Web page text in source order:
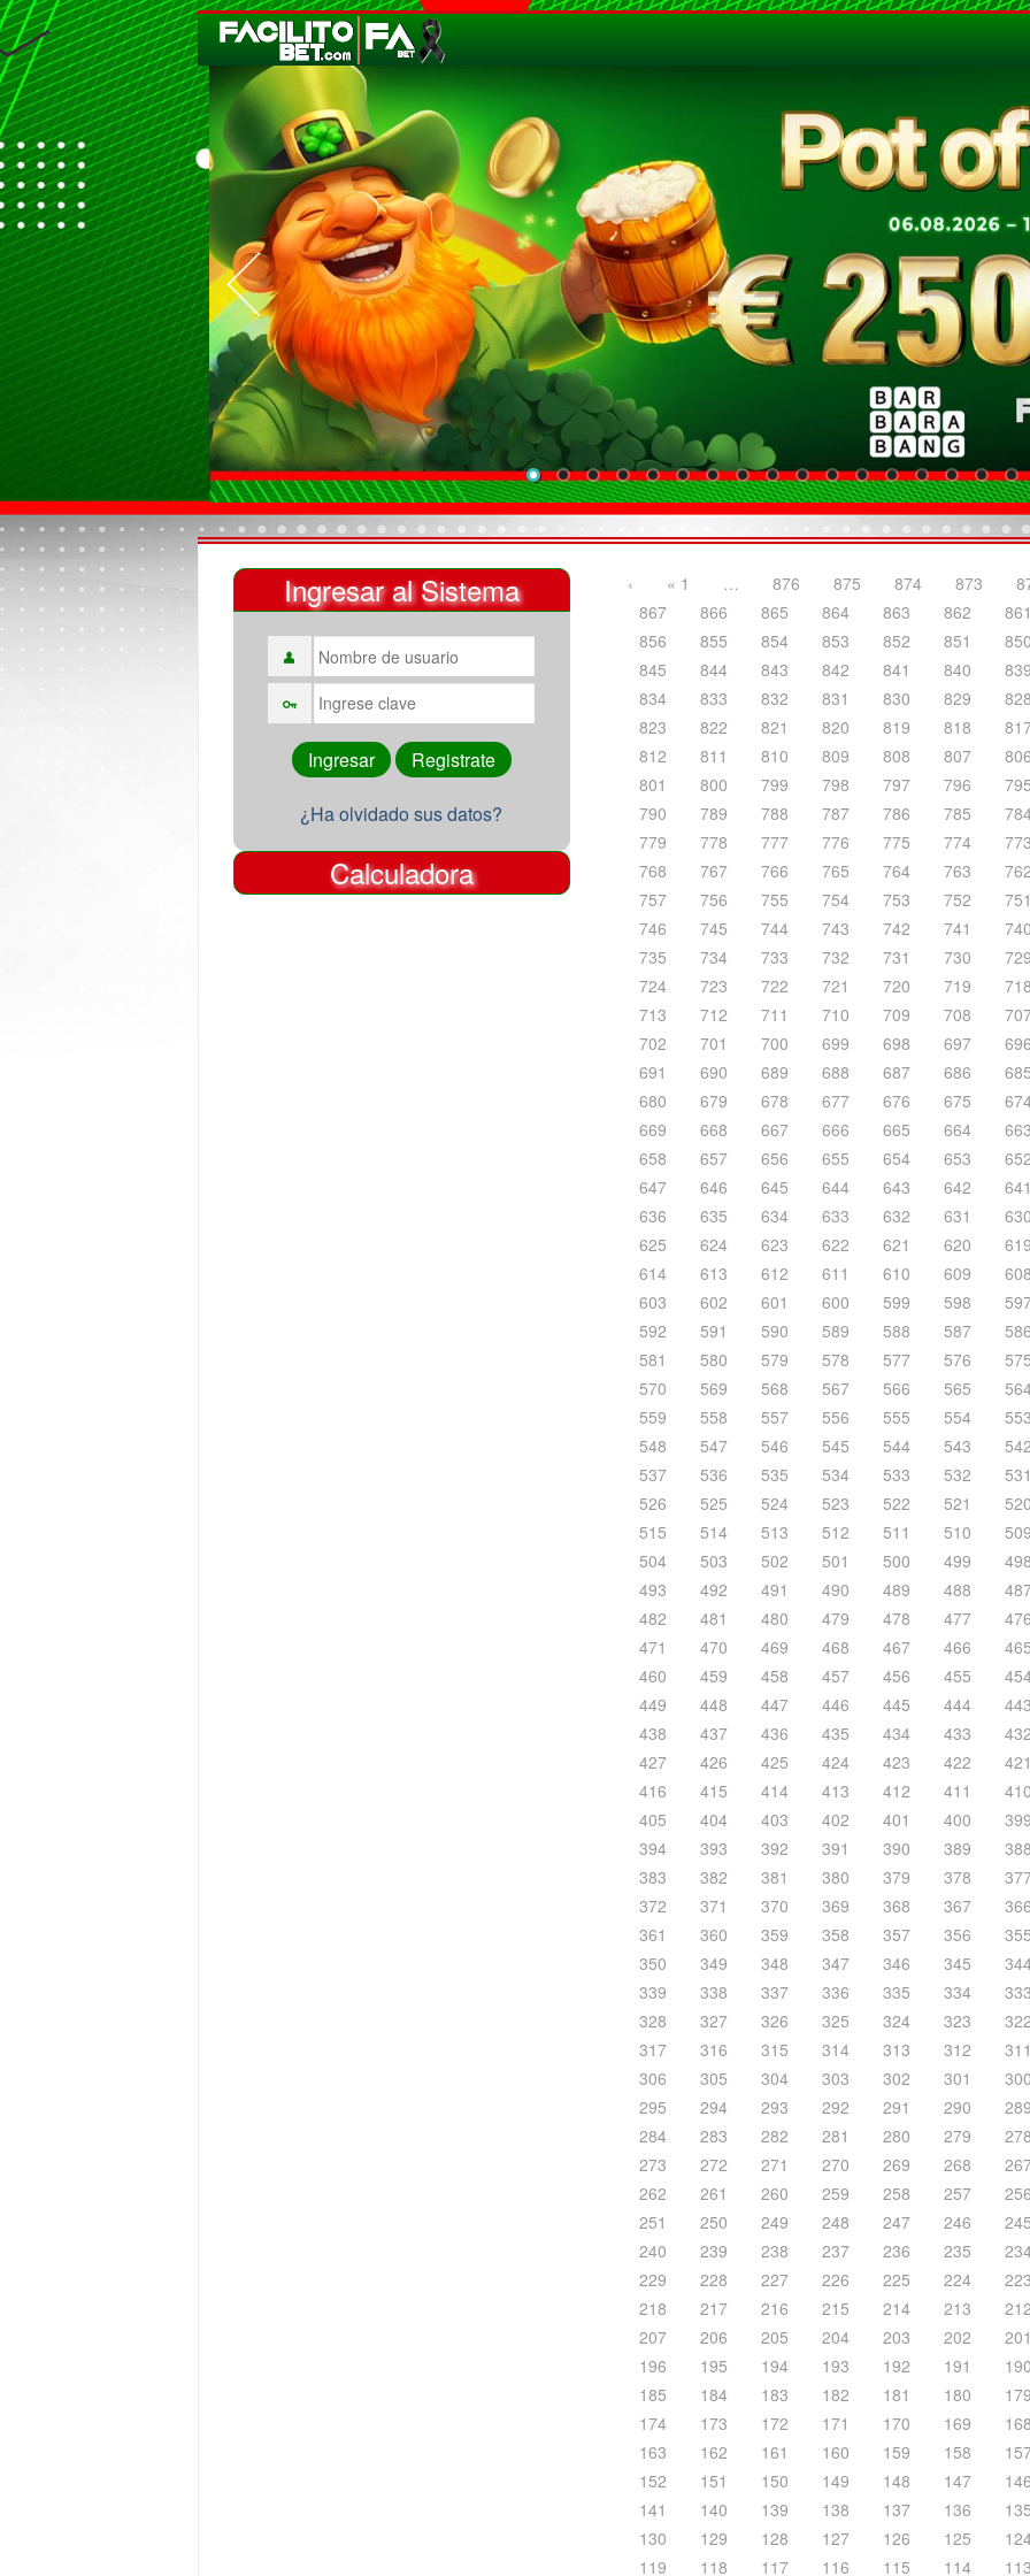
Ingresar al Sistema
¿Ha olvidado sus datos?
Calculadora
‹ « 1 … 876 875 874 873
867
866 865 864 863 862
856
855 854 853 852 851
845
844 843 842 841 840
834
833 832 831 830 829
823
822 821 820 819 818
812
811 810 809 808 807
801
800 799 798 797 796
790
789 788 787 786 785
779
778 777 776 775 774
768
767 766 765 764 763
757
756 755 754 753 752
746
745 744 743 742 741
735
734 733 732 731 730
724
723 722 721 720 719
713
712 711 710 709 708
702
701 700 699 698 697
691
690 689 688 687 686
680
679 678 677 676 675
669
668 667 666 665 664
658
657 656 655 654 653
647
646 645 644 643 642
636
635 634 633 632 631
625
624 623 622 621 620
614
613 612 611 610 609
603
602 601 600 599 598
592
591 590 589 588 587
581
580 579 578 577 576
570
569 568 567 566 565
559
558 557 556 555 554
548
547 546 545 544 543
537
536 535 534 533 532
526
525 524 523 522 521
515
514 513 512 511 510
504
503 502 501 500 499
493
492 491 490 489 488
482
481 480 479 478 477
471
470 469 468 467 466
460
459 458 457 456 455
449
448 447 446 445 444
438
437 436 435 434 433
427
426 425 424 423 422
416
415 414 413 412 411
405
404 403 402 401 400
394
393 392 391 390 389
383
382 381 380 379 378
372
371 370 369 368 367
361
360 359 358 357 356
350
349 348 347 346 345
339
338 337 336 335 334
328
327 326 325 324 323
317
316 315 314 313 312
306
305 304 303 302 301
295
294 293 292 291 290
284
283 282 281 280 279
273
272 271 270 269 268
262
261 260 259 258 257
251
250 249 248 247 246
240
239 238 237 236 235
229
228 227 226 225 224
218
217 216 215 214 213
207
206 205 204 203 202
196
195 194 193 192 191
185
184 183 182 181 180
174
173 172 171 170 169
163
162 161 160 159 158
152
151 150 149 148 147
141
140 139 138 137 136
130
129 128 127 126 125
119
118 117 116 115 114